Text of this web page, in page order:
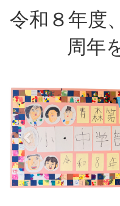
令和８年度
周年
p
r
e
v
i
o
u